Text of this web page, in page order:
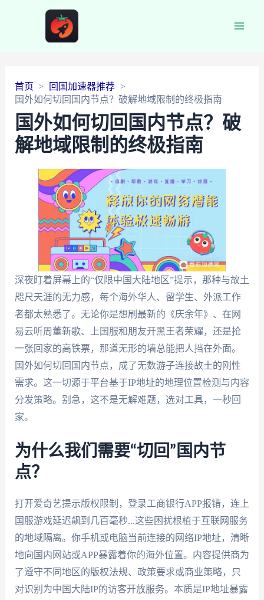
首页
回国加速器推荐
国外如何切回国内节点？破解地域限制的终极指南
国外如何切回国内节点？破
解地域限制的终极指南
深夜盯着屏幕上的“仅限中国大陆地区”提示，那种与故土
咫尺天涯的无力感，每个海外华人、留学生、外派工作
者都太熟悉了。无论你是想刷最新的《庆余年》、在网
易云听周董新歌、上国服和朋友开黑王者荣耀，还是抢
一张回家的高铁票，那道无形的墙总能把人挡在外面。
国外如何切回国内节点，成了无数游子连接故土的刚性
需求。这一切源于平台基于IP地址的地理位置检测与内容
分发策略。别急，这不是无解难题，选对工具，一秒回
家。
为什么我们需要“切回”国内节
点？
打开爱奇艺提示版权限制，登录工商银行APP报错，连上
国服游戏延迟飙到几百毫秒...这些困扰根植于互联网服务
的地域隔离。你手机或电脑当前连接的网络IP地址，清晰
地向国内网站或APP暴露着你的海外位置。内容提供商为
了遵守不同地区的版权法规、政策要求或商业策略，只
对识别为中国大陆IP的访客开放服务。本质是IP地址暴露